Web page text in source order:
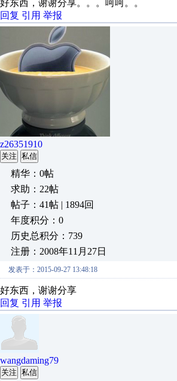
好东西，谢谢分享。。。呵呵。。
回复 引用 举报
z26351910
关注 私信
精华：0帖
求助：22帖
帖子：41帖 | 1894回
年度积分：0
历史总积分：739
注册：2008年11月27日
发表于：2015-09-27 13:48:18
好东西，谢谢分享
回复 引用 举报
wangdaming79
关注 私信